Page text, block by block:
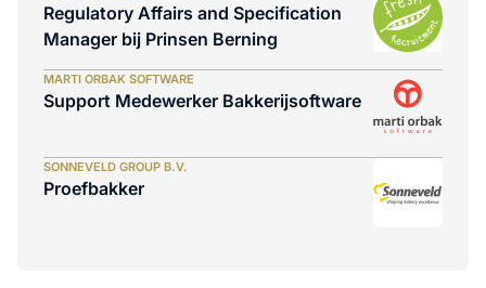
Regulatory Affairs and Specification
Manager bij Prinsen Berning
MARTI ORBAK SOFTWARE
Support Medewerker Bakkerijsoftware
SONNEVELD GROUP B.V.
Proefbakker